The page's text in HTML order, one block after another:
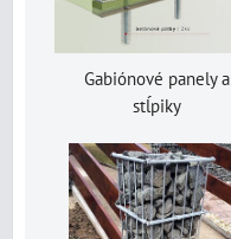
Gabiónové panely a
stĺpiky